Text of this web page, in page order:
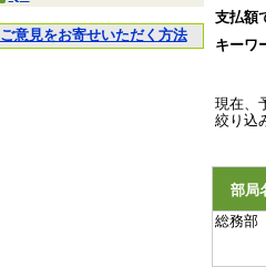
ご意見をお寄せいただく方法
支払額
キーワ
現在、
絞り込
部局
総務部